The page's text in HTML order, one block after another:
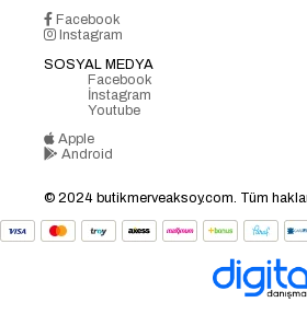
Facebook
Instagram
SOSYAL MEDYA
Facebook
İnstagram
Youtube
Apple
Android
© 2024 butikmerveaksoy.com. Tüm